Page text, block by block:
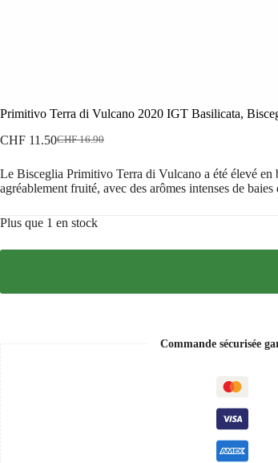
Primitivo Terra di Vulcano 2020 IGT Basilicata,
CHF16.90
Le
initial
était :
CHF 11.50Le
actuel
est :
Le Bisceglia Primitivo Terra di Vulcano a été élevé en
agréablement fruité, avec des arômes intenses de
Plus que 1 en stock
Commande sécurisée